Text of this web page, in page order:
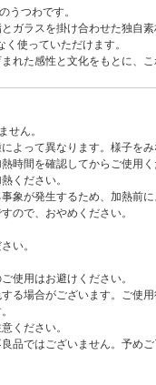
うつわです。
ガラスを掛け合わせた独自
使っていただけます。
た感性と文化をもとに、
せん。
よって異なります。様子をみ
時間を確認してからご使用く
ください。
象が発生するため、加熱前
ので、おやめください。
い。
使用はお避けください。
る場合がございます。ご使用
ください。
品ではございません。予めご